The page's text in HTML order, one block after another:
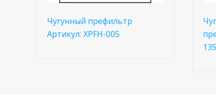
Чугунный префильтр
Артикул: XPFH-005